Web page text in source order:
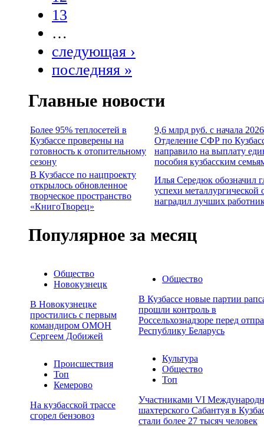
13
…
следующая ›
последняя »
Главные новости
Более 95% теплосетей в
Кузбассе проверены на
готовность к отопительному
сезону
9,6 млрд руб. с начала
Отделение СФР по
направило на выплату
пособия кузбасским
В Кузбассе по нацпроекту
открылось обновленное
творческое пространство
«КнигоТворец»
Илья Середюк обозначил
успехи металлургической
наградил лучших
Популярное за месяц
Общество
Новокузнецк
В Новокузнецке
простились с первым
командиром ОМОН
Сергеем Добижей
Общество
В Кузбассе новые партии
прошли контроль в
Россельхознадзоре перед
Республику Беларусь
Происшествия
Топ
Кемерово
На кузбасской трассе
сгорел бензовоз
Культура
Общество
Топ
Участниками VI
шахтерского Сабантуя в
стали более 27 тысяч человек